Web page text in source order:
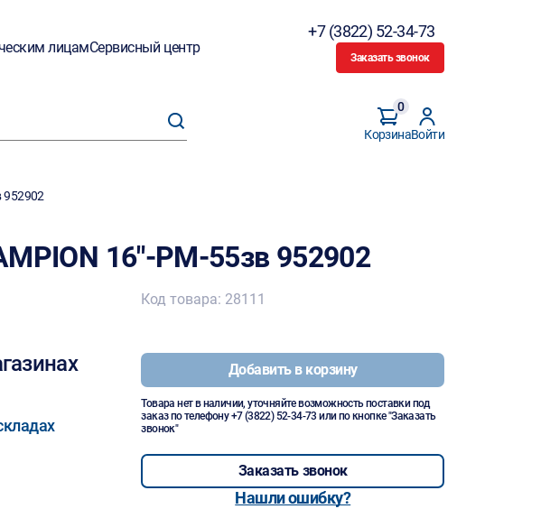
лицамСервисный центр
+7 (3822) 52-34-73
Заказать звонок
Корзина
0
Войти
952902
16"-PM-55зв 952902
Код товара: 28111
Добавить в корзину
Товара нет в наличии, уточняйте возможность поставки под
заказ по телефону+7 (3822) 52-34-73 или по кнопке "Заказать
звонок"
Заказать звонок
Нашли ошибку?